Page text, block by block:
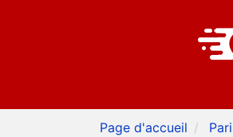
Page d'accueil